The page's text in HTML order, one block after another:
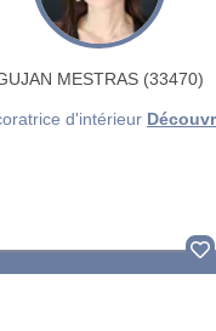
MESTRAS (33470)
d'intérieur